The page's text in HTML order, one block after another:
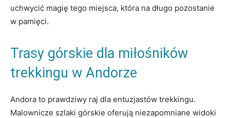
uchwycić magię tego miejsca, która na długo pozostanie
w pamięci.
Trasy górskie dla miłośników
trekkingu w Andorze
Andora to prawdziwy raj dla entuzjastów trekkingu.
Malownicze szlaki‌ górskie oferują niezapomniane widoki